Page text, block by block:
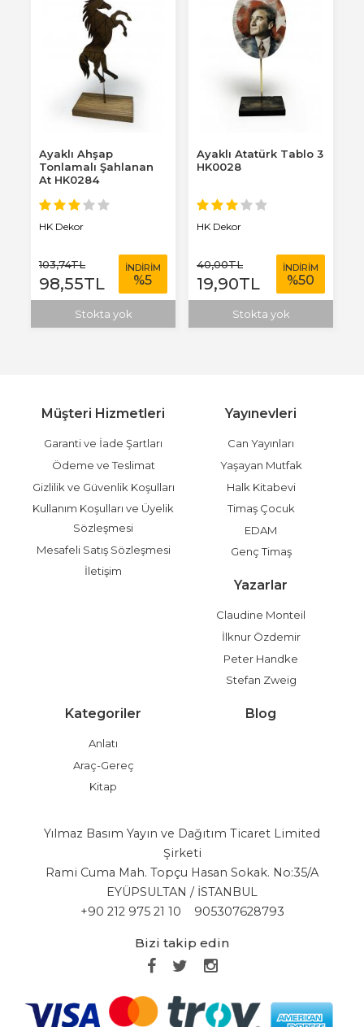
Ayaklı Ahşap
Tonlamalı Şahlanan
At HK0284
HK Dekor
103,74TL
98,55TL
İNDİRİM
%5
Stokta yok
Ayaklı Atatürk Tablo 3
HK0028
HK Dekor
40,00TL
19,90TL
İNDİRİM
%50
Stokta yok
Müşteri Hizmetleri
Garanti ve İade Şartları
Ödeme ve Teslimat
Gizlilik ve Güvenlik Koşulları
Kullanım Koşulları ve Üyelik
Sözleşmesi
Mesafeli Satış Sözleşmesi
İletişim
Yayınevleri
Can Yayınları
Yaşayan Mutfak
Halk Kitabevi
Timaş Çocuk
EDAM
Genç Timaş
Yazarlar
Claudine Monteil
İlknur Özdemir
Peter Handke
Stefan Zweig
Kategoriler
Anlatı
Araç-Gereç
Kitap
Blog
Yılmaz Basım Yayın ve Dağıtım Ticaret Limited
Şirketi
Rami Cuma Mah. Topçu Hasan Sokak. No:35/A
EYÜPSULTAN / İSTANBUL
+90 212 975 21 10
905307628793
Bizi takip edin